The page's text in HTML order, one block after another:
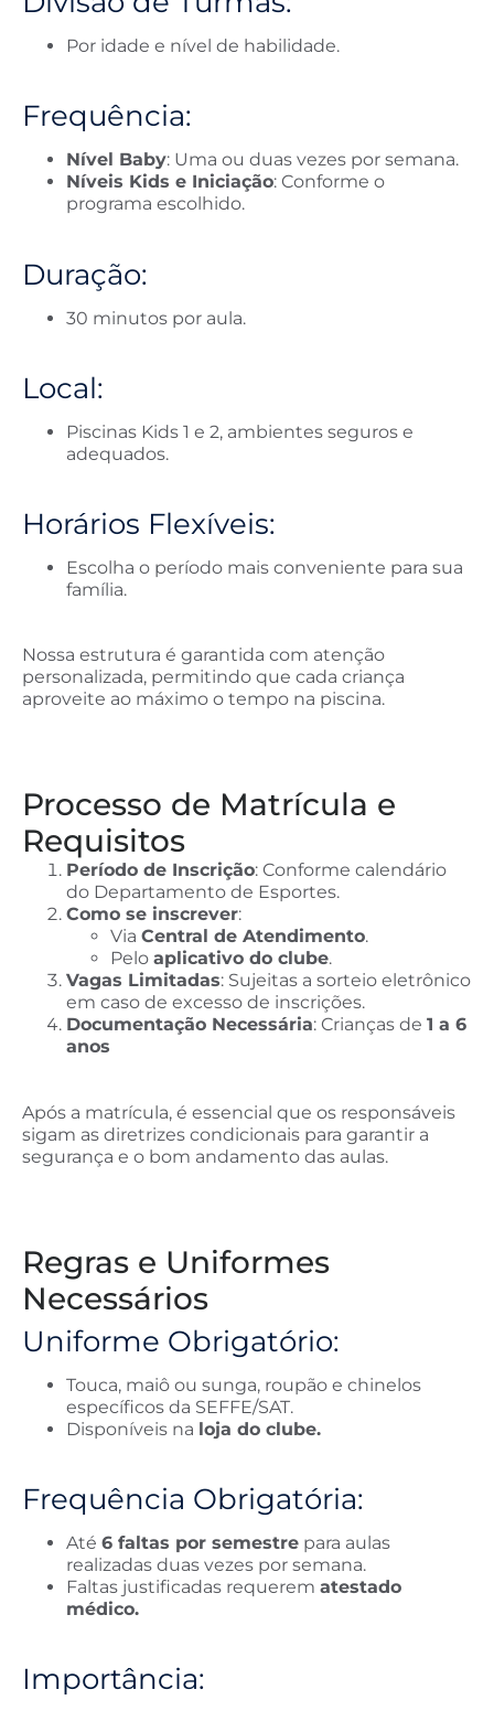
Por idade e nível de habilidade.
Frequência:
Nível Baby: Uma ou duas vezes por semana.
Níveis Kids e Iniciação: Conforme o
programa escolhido.
Duração:
30 minutos por aula.
Local:
Piscinas Kids 1 e 2, ambientes seguros e
adequados.
Horários Flexíveis:
Escolha o período mais conveniente para sua
família.
Nossa estrutura é garantida com atenção
personalizada, permitindo que cada criança
aproveite ao máximo o tempo na piscina.
Processo de Matrícula e
Requisitos
Período de Inscrição: Conforme calendário
do Departamento de Esportes.
Como se inscrever:
Via Central de Atendimento.
Pelo aplicativo do clube.
Vagas Limitadas: Sujeitas a sorteio eletrônico
em caso de excesso de inscrições.
Documentação Necessária: Crianças de 1 a 6
anos
Após a matrícula, é essencial que os responsáveis ​​
sigam as diretrizes condicionais para garantir a
segurança e o bom andamento das aulas.
Regras e Uniformes
Necessários
Uniforme Obrigatório:
Touca, maiô ou sunga, roupão e chinelos
específicos da SEFFE/SAT.
Disponíveis na loja do clube.
Frequência Obrigatória:
Até 6 faltas por semestre para aulas
realizadas duas vezes por semana.
Faltas justificadas requerem atestado
médico.
Importância: